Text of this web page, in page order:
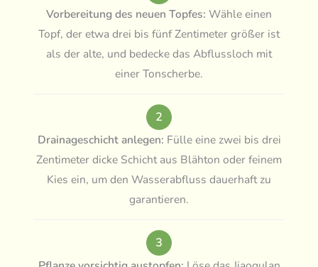
Vorbereitung des neuen Topfes: Wähle einen
Topf, der etwa drei bis fünf Zentimeter größer ist
als der alte, und bedecke das Abflussloch mit
einer Tonscherbe.
2
Drainageschicht anlegen: Fülle eine zwei bis drei
Zentimeter dicke Schicht aus Blähton oder feinem
Kies ein, um den Wasserabfluss dauerhaft zu
garantieren.
3